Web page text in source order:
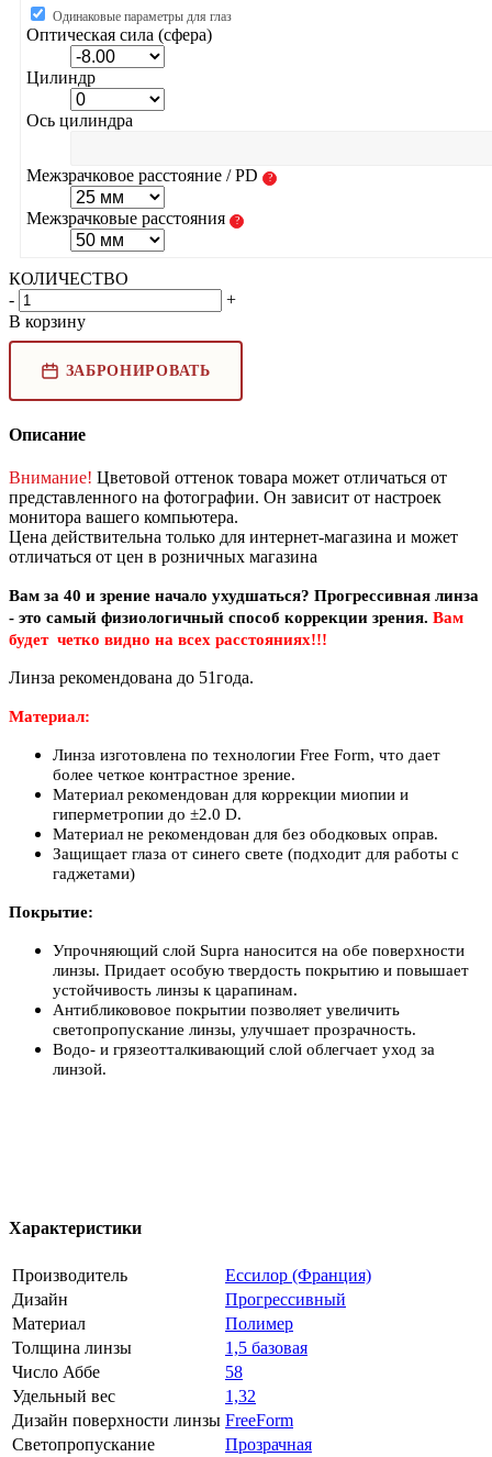
Одинаковые параметры для глаз
Оптическая сила (сфера)
Цилиндр
Ось цилиндра
Межзрачковое расстояние / PD ?
Межзрачковые расстояния ?
КОЛИЧЕСТВО
-
+
В корзину
ЗАБРОНИРОВАТЬ
Описание
Внимание! Цветовой оттенок товара может отличаться от
представленного на фотографии. Он зависит от настроек
монитора вашего компьютера.
Цена действительна только для интернет-магазина и может
отличаться от цен в розничных магазина
Вам за 40 и зрение начало ухудшаться? Прогрессивная линза
- это самый физиологичный способ коррекции зрения. Вам
будет четко видно на всех расстояниях!!!
Линза рекомендована до 51года.
Материал:
Линза изготовлена по технологии Free Form, что дает
более четкое контрастное зрение.
Материал рекомендован для коррекции миопии и
гиперметропии до ±2.0 D.
Материал не рекомендован для без ободковых оправ.
Защищает глаза от синего свете (подходит для работы с
гаджетами)
Покрытие:
Упрочняющий слой Supra наносится на обе поверхности
линзы. Придает особую твердость покрытию и повышает
устойчивость линзы к царапинам.
Антибликововое покрытии позволяет увеличить
светопропускание линзы, улучшает прозрачность.
Водо- и грязеотталкивающий слой облегчает уход за
линзой.
Характеристики
Производитель
Ессилор (Франция)
Дизайн
Прогрессивный
Материал
Полимер
Толщина линзы
1,5 базовая
Число Аббе
58
Удельный вес
1,32
Дизайн поверхности линзы FreeForm
Светопропускание
Прозрачная